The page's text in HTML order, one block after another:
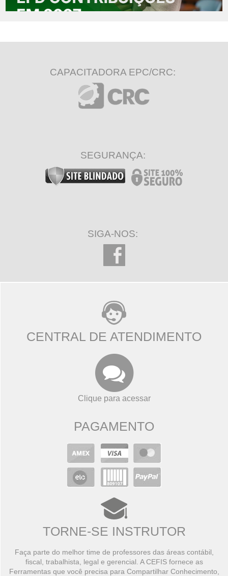
CAPACITADORA EPC/CRC:
SEGURANÇA:
SIGA-NOS:
CENTRAL DE ATENDIMENTO
Clique para acessar
PAGAMENTO
TORNE-SE INSTRUTOR
Faça parte do melhor time de professores das áreas contábil,
fiscal, trabalhista, legal e gerencial. A CEFIS fornece as
Ferramentas que você precisa para Compartilhar Conhecimento,